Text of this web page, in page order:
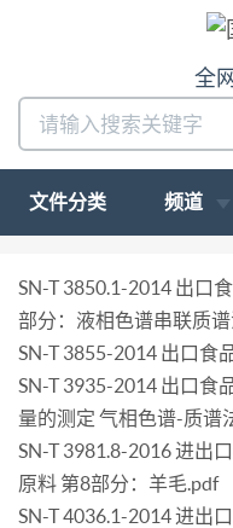
全
文件分类 频道
SN-T 3850.1-2014 出口
部分：液相色谱串联质
SN-T 3855-2014 出口食
SN-T 3935-2014 出口食
量的测定 气相色谱-质谱
SN-T 3981.8-2016 进出
原料 第8部分：羊毛.pdf
SN-T 4036.1-2014 进出